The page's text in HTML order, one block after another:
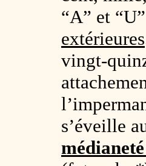
“A” et “U”
extérieures
vingt-
s’éveille